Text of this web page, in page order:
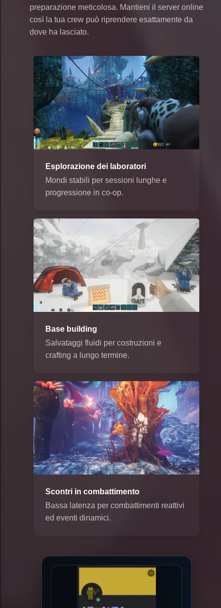
preparazione meticolosa. Mantieni il server online
così la tua crew può riprendere esattamente da
dove ha lasciato.
Esplorazione dei laboratori
Mondi stabili per sessioni lunghe e
progressione in co-op.
Base building
Salvataggi fluidi per costruzioni e
crafting a lungo termine.
Scontri in combattimento
Bassa latenza per combattimenti reattivi
ed eventi dinamici.